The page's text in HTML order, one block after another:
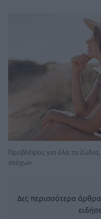
Προβλέψεις για όλα τα
στόχων
Δες περισσότερα